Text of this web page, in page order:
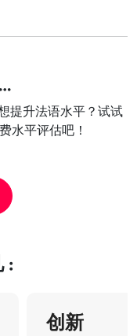
提升法语水平？试试
水平评估吧！
:
创新